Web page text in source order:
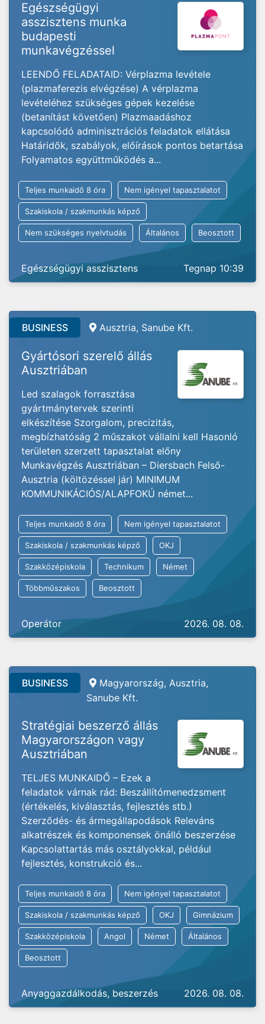
Egészségügyi
asszisztens munka
budapesti
munkavégzéssel
LEENDŐ FELADATAID: Vérplazma levétele
(plazmaferezis elvégzése) A vérplazma
levételéhez szükséges gépek kezelése
(betanítást követően) Plazmaadáshoz
kapcsolódó adminisztrációs feladatok ellátása
Határidők, szabályok, előírások pontos betartása
Folyamatos együttműködés a...
Teljes munkaidő 8 óra Nem igényel tapasztalatot
Szakiskola / szakmunkás képző
Nem szükséges nyelvtudás Általános Beosztott
Egészségügyi asszisztens Tegnap 10:39
BUSINESS Ausztria, Sanube Kft.
Gyártósori szerelő állás
Ausztriában
Led szalagok forrasztása
gyártmánytervek szerinti
elkészítése Szorgalom, precizitás,
megbízhatóság 2 műszakot vállalni kell Hasonló
területen szerzett tapasztalat előny
Munkavégzés Ausztriában – Diersbach Felső-
Ausztria (költözéssel jár) MINIMUM
KOMMUNIKÁCIÓS/ALAPFOKÚ német...
Teljes munkaidő 8 óra Nem igényel tapasztalatot
Szakiskola / szakmunkás képző OKJ
Szakközépiskola Technikum Német
Többműszakos Beosztott
Operátor 2026. 08. 08.
BUSINESS
Magyarország, Ausztria,
Sanube Kft.
Stratégiai beszerző állás
Magyarországon vagy
Ausztriában
TELJES MUNKAIDŐ – Ezek a
feladatok várnak rád: Beszállítómenedzsment
(értékelés, kiválasztás, fejlesztés stb.)
Szerződés- és ármegállapodások Releváns
alkatrészek és komponensek önálló beszerzése
Kapcsolattartás más osztályokkal, például
fejlesztés, konstrukció és...
Teljes munkaidő 8 óra Nem igényel tapasztalatot
Szakiskola / szakmunkás képző OKJ Gimnázium
Szakközépiskola Angol Német Általános
Beosztott
Anyaggazdálkodás, beszerzés 2026. 08. 08.